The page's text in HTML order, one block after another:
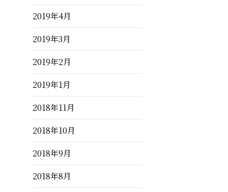
2019年4月
2019年3月
2019年2月
2019年1月
2018年11月
2018年10月
2018年9月
2018年8月